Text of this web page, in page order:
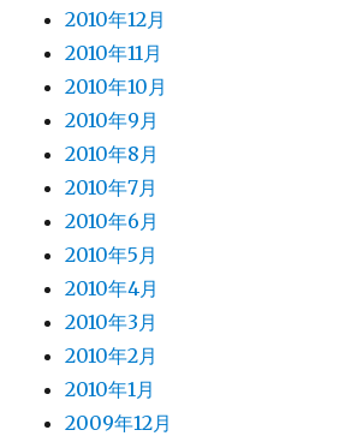
2010年12月
2010年11月
2010年10月
2010年9月
2010年8月
2010年7月
2010年6月
2010年5月
2010年4月
2010年3月
2010年2月
2010年1月
2009年12月